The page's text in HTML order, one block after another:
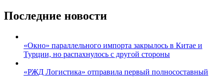
Последние новости
«Окно» параллельного импорта закрылось в Китае и
Турции, но распахнулось с другой стороны
«РЖД Логистика» отправила первый полносоставный